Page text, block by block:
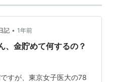
記 • 1年前
、金貯めて何するの？
すが、東京女子医大の78